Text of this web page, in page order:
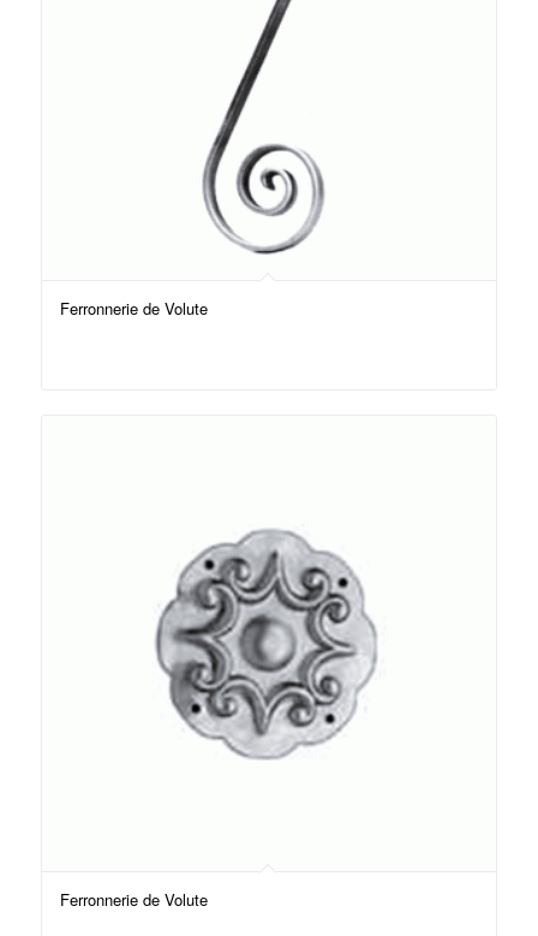
Ferronnerie de Volute
Ferronnerie de Volute